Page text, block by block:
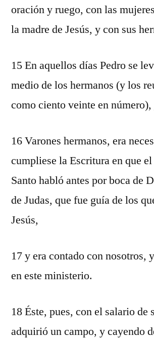
oración y ruego, con las
la madre de Jesús, y con sus
15 En aquellos días Pedro se
medio de los hermanos (y los
como ciento veinte en
16 Varones hermanos, era
cumpliese la Escritura en que
Santo habló antes por boca de
de Judas, que fue guía de los
Jesús,
17 y era contado con nosotros,
en este ministerio.
18 Éste, pues, con el salario de
adquirió un campo, y cayendo